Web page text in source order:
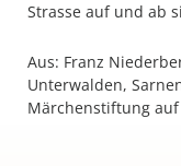
Strasse auf und ab
Unterwalden,
Märchenstiftung auf